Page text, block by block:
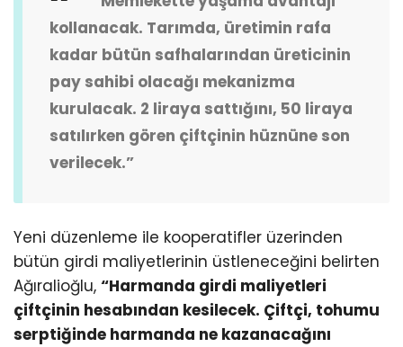
kollanacak. Tarımda, üretimin rafa
kadar bütün safhalarından üreticinin
pay sahibi olacağı mekanizma
kurulacak. 2 liraya sattığını, 50 liraya
satılırken gören çiftçinin hüznüne son
verilecek.”
Yeni düzenleme ile kooperatifler üzerinden
bütün girdi maliyetlerinin üstleneceğini belirten
Ağıralioğlu, “Harmanda girdi maliyetleri
çiftçinin hesabından kesilecek. Çiftçi, tohumu
serptiğinde harmanda ne kazanacağını